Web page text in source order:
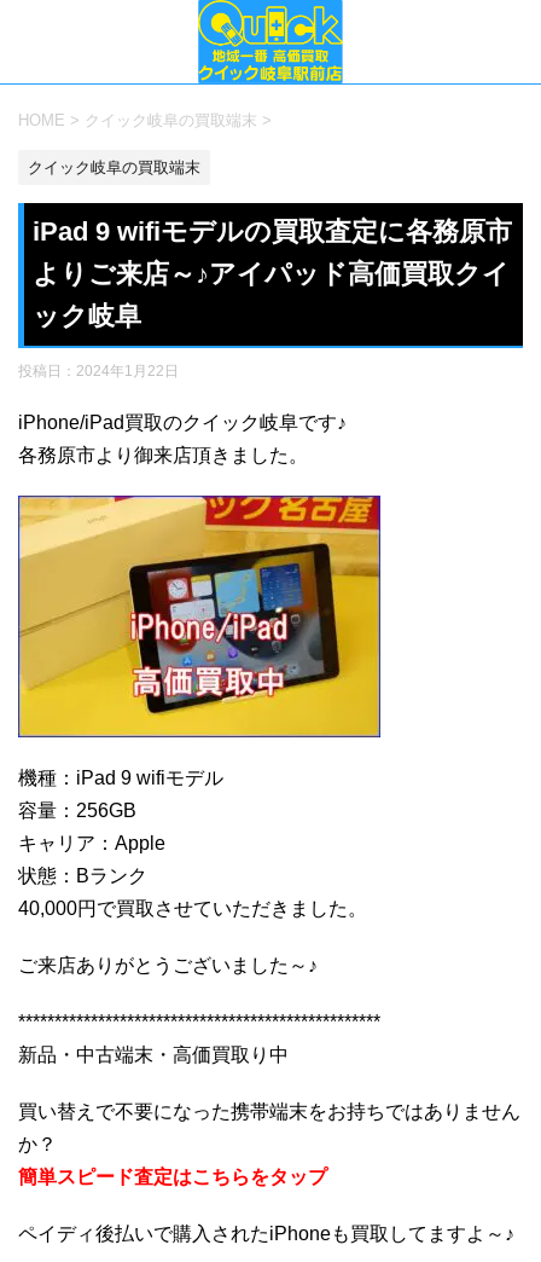
HOME > クイック岐阜の買取端末 >
クイック岐阜の買取端末
iPad 9 wifiモデルの買取査定に各務原市
よりご来店～♪アイパッド高価買取クイ
ック岐阜
投稿日： 2024年1月22日
iPhone/iPad買取のクイック岐阜です♪
各務原市より御来店頂きました。
機種：iPad 9 wifiモデル
容量：256GB
キャリア：Apple
状態：Bランク
40,000円で買取させていただきました。
ご来店ありがとうございました～♪
**************************************************
新品・中古端末・高価買取り中
買い替えで不要になった携帯端末をお持ちではありません
か？
簡単スピード査定はこちらをタップ
ペイディ後払いで購入されたiPhoneも買取してますよ～♪